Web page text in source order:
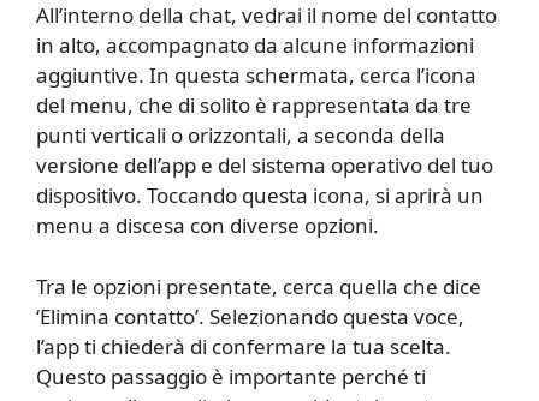
All’interno della chat, vedrai il nome del contatto
in alto, accompagnato da alcune informazioni
aggiuntive. In questa schermata, cerca l’icona
del menu, che di solito è rappresentata da tre
punti verticali o orizzontali, a seconda della
versione dell’app e del sistema operativo del tuo
dispositivo. Toccando questa icona, si aprirà un
menu a discesa con diverse opzioni.
Tra le opzioni presentate, cerca quella che dice
‘Elimina contatto’. Selezionando questa voce,
l’app ti chiederà di confermare la tua scelta.
Questo passaggio è importante perché ti